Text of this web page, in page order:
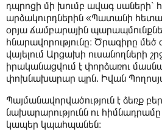
դպրոցի մի խումբ ավագ սաների՝
արձակուրդներին «Պատանի
օրյա ճամբարային
հնարավորությունը։ Ծրագիրը մեծ
վայելում Արցախի ուսանողների
իրականացվում է փորձառու
փոխնախարար պրն. Իվան
Պայմանավորվածություն է ձեռք
նախարարությունն ու
կապեր կպահպանեն։